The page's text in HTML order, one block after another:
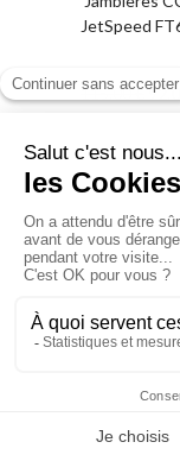
JetSpeed
115.00 € 92
cookies